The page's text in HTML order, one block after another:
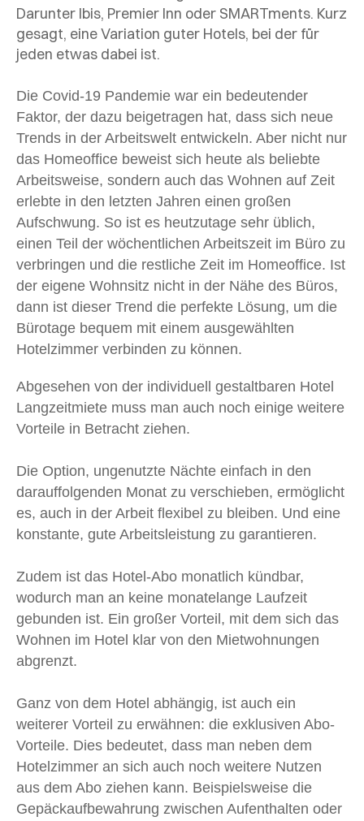
Darunter Ibis, Premier Inn oder SMARTments. Kurz
gesagt, eine Variation guter Hotels, bei der für
jeden etwas dabei ist.
Die Covid-19 Pandemie war ein bedeutender
Faktor, der dazu beigetragen hat, dass sich neue
Trends in der Arbeitswelt entwickeln. Aber nicht nur
das Homeoffice beweist sich heute als beliebte
Arbeitsweise, sondern auch das Wohnen auf Zeit
erlebte in den letzten Jahren einen großen
Aufschwung. So ist es heutzutage sehr üblich,
einen Teil der wöchentlichen Arbeitszeit im Büro zu
verbringen und die restliche Zeit im Homeoffice. Ist
der eigene Wohnsitz nicht in der Nähe des Büros,
dann ist dieser Trend die perfekte Lösung, um die
Bürotage bequem mit einem ausgewählten
Hotelzimmer verbinden zu können.
Abgesehen von der individuell gestaltbaren Hotel
Langzeitmiete muss man auch noch einige weitere
Vorteile in Betracht ziehen.
Die Option, ungenutzte Nächte einfach in den
darauffolgenden Monat zu verschieben, ermöglicht
es, auch in der Arbeit flexibel zu bleiben. Und eine
konstante, gute Arbeitsleistung zu garantieren.
Zudem ist das Hotel-Abo monatlich kündbar,
wodurch man an keine monatelange Laufzeit
gebunden ist. Ein großer Vorteil, mit dem sich das
Wohnen im Hotel klar von den Mietwohnungen
abgrenzt.
Ganz von dem Hotel abhängig, ist auch ein
weiterer Vorteil zu erwähnen: die exklusiven Abo-
Vorteile. Dies bedeutet, dass man neben dem
Hotelzimmer an sich auch noch weitere Nutzen
aus dem Abo ziehen kann. Beispielsweise die
Gepäckaufbewahrung zwischen Aufenthalten oder